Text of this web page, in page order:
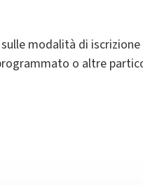
modalità di iscrizione
o altre